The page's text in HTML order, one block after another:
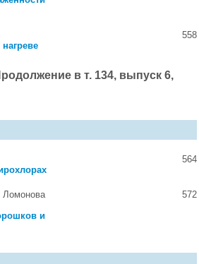
558
в т. 134, выпуск 6,
564
и
572